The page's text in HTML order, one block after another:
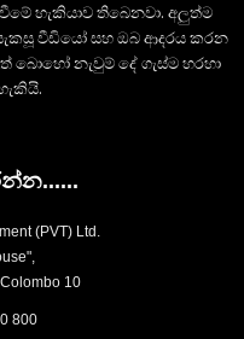
හැකියාව තිබෙනවා. අලුත්ම
වීඩියෝ සහ ඔබ ආදරය කරන
නැවුම් දේ ගැස්ම හරහා
(PVT) Ltd.
10
800